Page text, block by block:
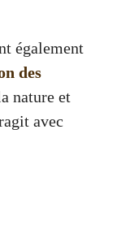
également
des
nature et
avec